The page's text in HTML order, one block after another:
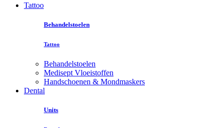
Tattoo
Behandelstoelen
Tattoo
Behandelstoelen
Medisept Vloeistoffen
Handschoenen & Mondmaskers
Dental
Units